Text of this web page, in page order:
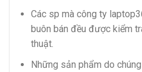
Các sp mà công ty
buôn bán đều được kiểm
thuật.
Những sản phẩm do